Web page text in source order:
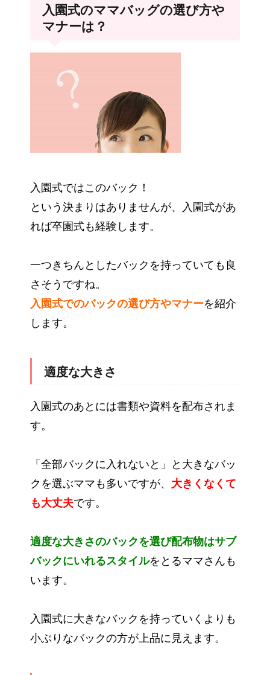
入園式のママバッグの選び方や
マナーは？
入園式ではこのバック！
という決まりはありませんが、入園式があ
れば卒園式も経験します。
一つきちんとしたバックを持っていても良
さそうですね。
入園式でのバックの選び方やマナーを紹介
します。
適度な大きさ
入園式のあとには書類や資料を配布されま
す。
「全部バックに入れないと」と大きなバッ
クを選ぶママも多いですが、 大きくなくて
も大丈夫です。
適度な大きさのバックを選び配布物はサブ
バックにいれるスタイルをとるママさんも
います。
入園式に大きなバックを持っていくよりも
小ぶりなバックの方が上品に見えます。